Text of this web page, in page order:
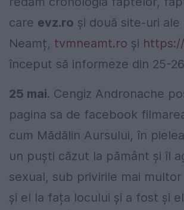
care evz.ro și două site-uri ale
Neamț, tvmneamt.ro și
început să informeze din 25-
25 mai. Cengiz Andronache
pagina sa de facebook
cum Mădălin Aursului, în
un puști căzut la pământ și îl
sexual, sub privirile mai
și el la fața locului și a fost și